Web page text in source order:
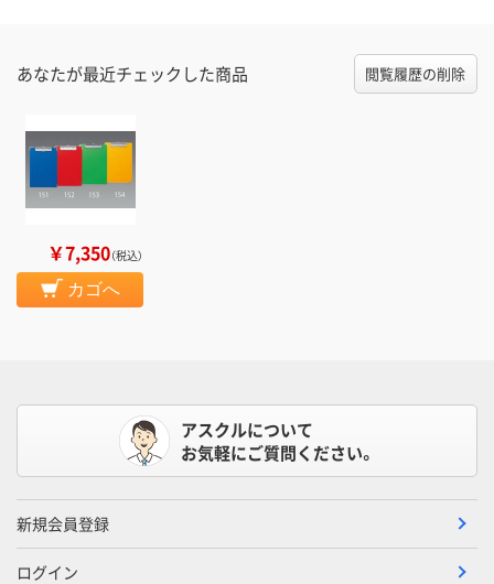
あなたが最近チェックした商品 閲覧履歴の削除
￥7,350（税込）
カゴへ
アスクルについて
お気軽にご質問ください。
新規会員登録
ログイン